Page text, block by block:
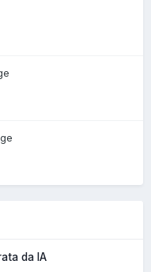
da IA